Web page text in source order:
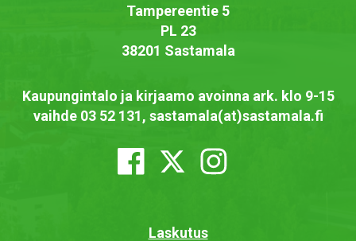
Tampereentie 5
PL 23
38201 Sastamala
Kaupungintalo ja kirjaamo avoinna ark. klo 9-15
vaihde 03 52 131, sastamala(at)sastamala.fi
Laskutus